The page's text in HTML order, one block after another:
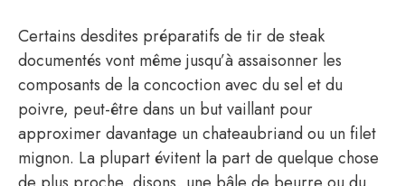
Certains desdites préparatifs de tir de steak
documentés vont même jusqu’à assaisonner les
composants de la concoction avec du sel et du
poivre, peut-être dans un but vaillant pour
approximer davantage un chateaubriand ou un filet
mignon. La plupart évitent la part de quelque chose